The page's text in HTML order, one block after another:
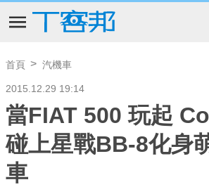
首頁 汽機車
2015.12.29 19:14
當FIAT 500 玩起
碰上星戰BB-8化身
車